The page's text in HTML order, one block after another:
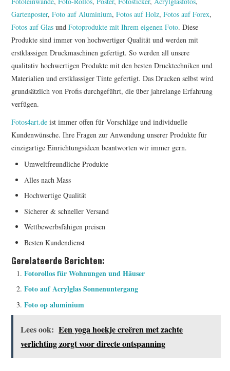
Gartenposter,Foto auf Aluminium,Fotos auf Holz,Fotos auf Forex,
Fotos auf Glas undFotoprodukte mit Ihrem eigenen Foto. Diese
Produkte sind immer von hochwertiger Qualität und werden mit
erstklassigen Druckmaschinen gefertigt. So werden all unsere
qualitativ hochwertigen Produkte mit den besten Drucktechniken und
Materialien und erstklassiger Tinte gefertigt. Das Drucken selbst wird
grundsätzlich von Profis durchgeführt, die über jahrelange Erfahrung
verfügen.
Fotos4art.de ist immer offen für Vorschläge und individuelle
Kundenwünsche. Ihre Fragen zur Anwendung unserer Produkte für
einzigartige Einrichtungsideen beantworten wir immer gern.
Umweltfreundliche Produkte
Alles nach Mass
Hochwertige Qualität
Sicherer & schneller Versand
Wettbewerbsfähigen preisen
Besten Kundendienst
Gerelateerde Berichten:
Fotorollos für Wohnungen und Häuser
Foto auf Acrylglas Sonnenuntergang
Foto op aluminium
Lees ook: Een yoga hoekje creëren met zachte
verlichting zorgt voor directe ontspanning